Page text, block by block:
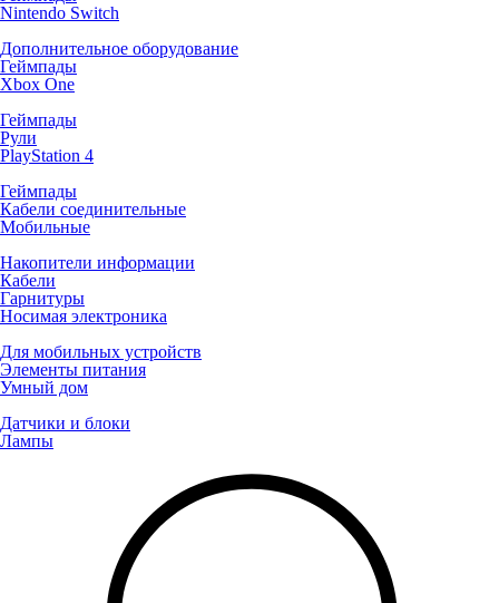
Nintendo Switch
Дополнительное оборудование
Геймпады
Xbox One
Геймпады
Рули
PlayStation 4
Геймпады
Кабели соединительные
Мобильные
Накопители информации
Кабели
Гарнитуры
Носимая электроника
Для мобильных устройств
Элементы питания
Умный дом
Датчики и блоки
Лампы